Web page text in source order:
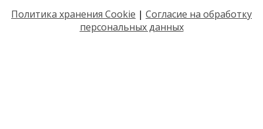
Политика хранения Cookie | Согласие на обработку
персональных данных